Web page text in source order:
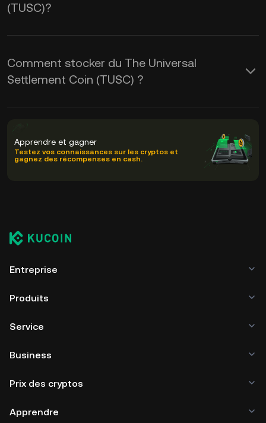
(TUSC)?
Comment stocker du The Universal
Settlement Coin (TUSC) ?
Apprendre et gagner
Testez vos connaissances sur les cryptos et
gagnez des récompenses en cash.
Entreprise
Produits
Service
Business
Prix des cryptos
Apprendre